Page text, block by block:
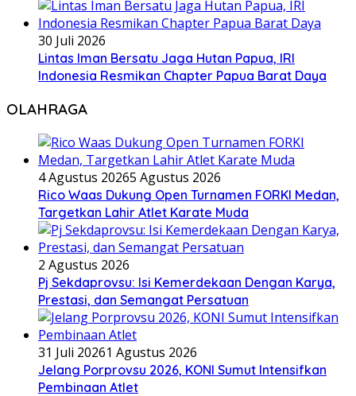
30 Juli 2026
Lintas Iman Bersatu Jaga Hutan Papua, IRI
Indonesia Resmikan Chapter Papua Barat Daya
OLAHRAGA
4 Agustus 20265 Agustus 2026
Rico Waas Dukung Open Turnamen FORKI Medan,
Targetkan Lahir Atlet Karate Muda
2 Agustus 2026
Pj Sekdaprovsu: Isi Kemerdekaan Dengan Karya,
Prestasi, dan Semangat Persatuan
31 Juli 20261 Agustus 2026
Jelang Porprovsu 2026, KONI Sumut Intensifkan
Pembinaan Atlet